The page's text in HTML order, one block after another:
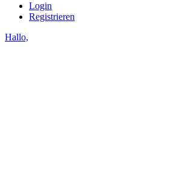
Login
Registrieren
Hallo,